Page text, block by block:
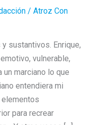
/ Atroz Con
sustantivos. Enrique,
vulnerable,
marciano lo que
entendiera mi
para recrear